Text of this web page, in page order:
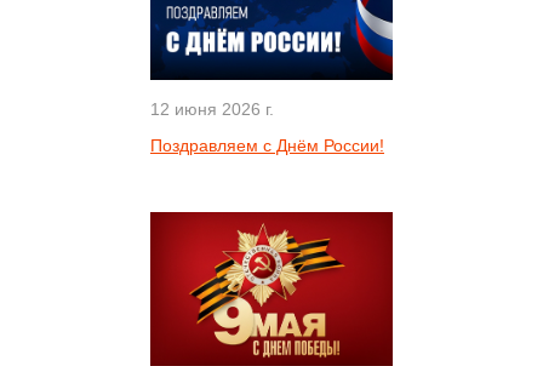
12 июня 2026 г.
Поздравляем с Днём России!